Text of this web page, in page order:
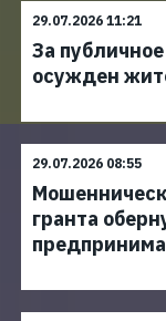
29.07.2026 11:21
За
осужден
29.07.2026 08:55
гранта